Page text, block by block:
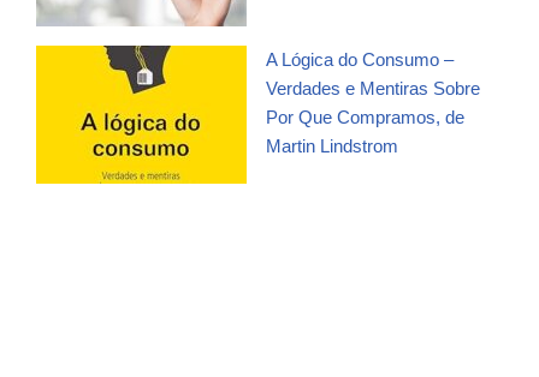
A Lógica do Consumo –
Verdades e Mentiras Sobre
Por Que Compramos, de
Martin Lindstrom